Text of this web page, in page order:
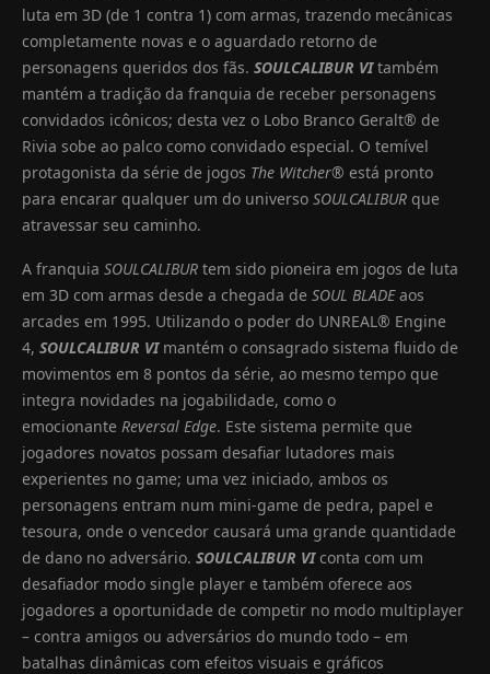
luta em 3D (de 1 contra 1) com armas, trazendo mecânicas
completamente novas e o aguardado retorno de
personagens queridos dos fãs.SOULCALIBUR VItambém
mantém a tradição da franquia de receber personagens
convidados icônicos; desta vez o Lobo Branco Geralt® de
Rivia sobe ao palco como convidado especial. O temível
protagonista da série de jogos The Witcher® está pronto
para encarar qualquer um do universoSOULCALIBUR que
atravessar seu caminho.
A franquiaSOULCALIBUR tem sido pioneira em jogos de luta
em 3D com armas desde a chegada deSOUL BLADEaos
arcades em 1995. Utilizando o poder do UNREAL® Engine
4,SOULCALIBUR VImantém o consagrado sistema fluido de
movimentos em 8 pontos da série, ao mesmo tempo que
integra novidades na jogabilidade, como o
emocionante Reversal Edge. Este sistema permite que
jogadores novatos possam desafiar lutadores mais
experientes no game; uma vez iniciado, ambos os
personagens entram num mini-game de pedra, papel e
tesoura, onde o vencedor causará uma grande quantidade
de dano no adversário.SOULCALIBUR VIconta com um
desafiador modo single player e também oferece aos
jogadores a oportunidade de competir no modo multiplayer
– contra amigos ou adversários do mundo todo – em
batalhas dinâmicas com efeitos visuais e gráficos